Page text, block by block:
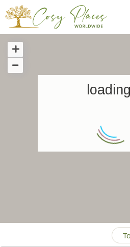
Accueil
Réserver un séjour
World’s Best Hotels